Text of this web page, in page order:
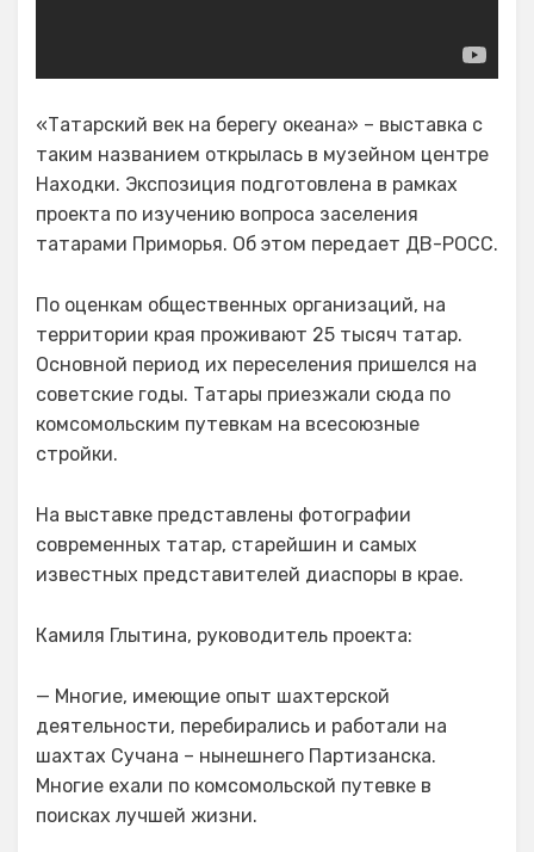
«Татарский век на берегу океана» – выставка с
таким названием открылась в музейном центре
Находки. Экспозиция подготовлена в рамках
проекта по изучению вопроса заселения
татарами Приморья. Об этом передает ДВ-РОСС.
По оценкам общественных организаций, на
территории края проживают 25 тысяч татар.
Основной период их переселения пришелся на
советские годы. Татары приезжали сюда по
комсомольским путевкам на всесоюзные
стройки.
На выставке представлены фотографии
современных татар, старейшин и самых
известных представителей диаспоры в крае.
Камиля Глытина, руководитель проекта:
— Многие, имеющие опыт шахтерской
деятельности, перебирались и работали на
шахтах Сучана – нынешнего Партизанска.
Многие ехали по комсомольской путевке в
поисках лучшей жизни.